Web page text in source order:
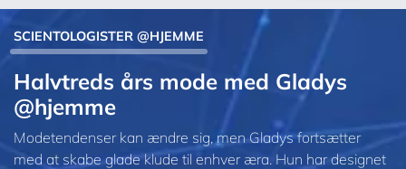
SCIENTOLOGISTER @HJEMME
Halvtreds års mode med Gladys
@hjemme
Modetendenser kan ændre sig, men Gladys fortsætter
med at skabe glade klude til enhver æra. Hun har designet